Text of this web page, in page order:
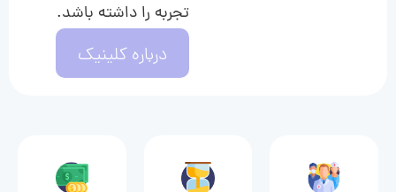
تجربه را داشته باشد.
درباره کلینیک